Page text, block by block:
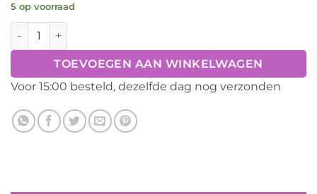
5 op voorraad
Armband hoefijzer aantal
TOEVOEGEN AAN WINKELWAGEN
Voor 15:00 besteld, dezelfde dag nog verzonden